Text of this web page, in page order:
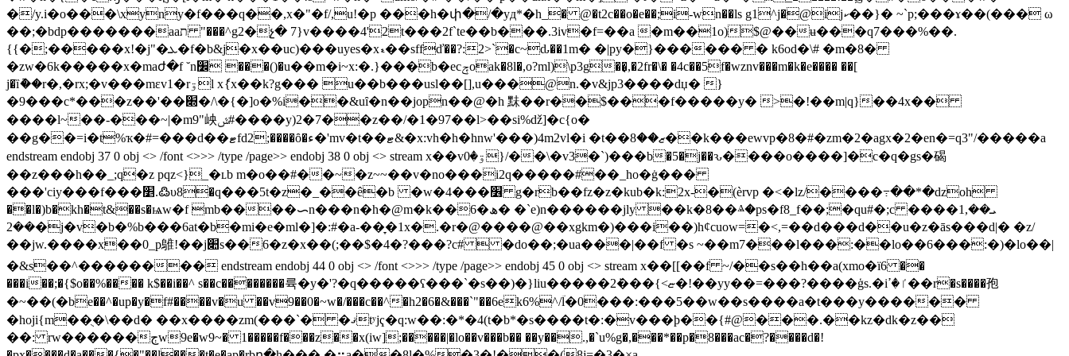
�/y.i�o���\xyny�f���q��,x�"�f/,u!�p ���h�փ�/�yд*�h_� @�t2c��o�e��;i-wn��ls g1^j�@ijކ��}� ~`p;���ɤ��(��� ω
��;�bdp�������aaת "���^g2�չ� 7}v����4'2t���2f`te��b���.3iv�f=��a �m��1o)$@��ʉ���q7���%��.
{{�;�����x!�j"�ܥ�f�b&j�x��uc)���uyes�xޑ��sffď��?:2>`�с~ԃ��1m� �|py�}������ � k6od�\# �m�8�
�zw�6k�����x�maժ�f ˘n׼ ���()�u��m�i~x:�.}���b�ecݼoak�8l�,o?ml)\p3g��̘,�2fr�\� �4c��5f�wznv���m�k�e���� ��[
j�ȉު��r�,�rx;�v���mɛv1�rۊl xެ{x��k?g��� u��b���usl��[],u���@n.�v&jp3����dџ� }
�9���c*���z��'��׍�/\�{�]o�%i��&uȋ�n��jopn��@�h 䵢��r��$���f�����y� >�!��m|q}��4x��
����l~��-���~|�m9"岟ݜ#����y)2�7��z��/�1�97��l>��si%ǆ]�c{o�
��g��=i�t%ҡ�#=���d��ޓfd2;����ȏ�ء�'mv�t��ޓ&�x:vh�h�hnw'���)4m2vl�i �t��ޒ��8��k���ewvp�8�#�zm�2�agx�2�en�=q3"/���� �a
endstream endobj 37 0 obj <> /font <>>> /type /page>> endobj 38 0 obj <> stream x��vۊ�0}/��\�v3�`)���b�5�j��ԅ����o����]�c�q�gs�碣
��z���h��_;q�z pqz<}_�ʟb m�o��#��~�z~~��v�no���i2q�����#��_ho�ġ���
���'ciy���f���׵.߷υ8�q���5t�z�_��ê�b �w�4���׶ g�rb��fz�z�kub�k:2x-�(ѐrvp �<�lz/����߹��*�dzoh
��l�)b�kh�t&��s�ѩw�f mb����ᯈn���n�h�@m�k��6�ھ� �`e)n������jly ��k�8��ⱑ�ps�f8_f��;�qu#�;c ����1ܝ��,
��2�j�v�b�%b���6at�b�mi�e�ml�]�:#�a-��̞�1x�.�r�@����@��xgkm�)���i��)hȼcuow=�<,=��d���d��u�z�ās���d|� �z/
��jw.����x��0_p鵻!��j׊s��6�z�x��(;��$�4�?���?c#  �do��;�ua���|��f �s ~��m7���l���:��lo��6���:�)�lo��|
�&s��^�������� endstream endobj 44 0 obj <> /font <>>> /type /page>> endobj 45 0 obj <> stream x��[[��f ~/��s��h��a(xmo�ї6 ��
���i��;�{$o��%���� k$��i��^ s��c��������륙�y�'?�q�����ʕ���`�s��)�}liu�����ޏ>}���݁2�!��yy��=���?����ģs.�iٵ�ߴ��r�s����孢
�~��(�be��^�up�y�f#����v�u ��v9��0�~w�/���c��^�h2�6�&���`"��6ek6%^/ؔl�0���:���5��w��s����a�t���y������
�hoji{m��ֻ�\��d� ��x����zm(���`� �ޤtʸjҁ�q:w��:�*�4(t�b*�s����t�:�v���ϸ��{#@���.��kz�dk�z��
��: rw������ڄw9e�w9~� 1�����f���z��x(iw];�����|�lo��v���b�� ��y��.,�`u%g�,���*��p�8���ac�?����d�!